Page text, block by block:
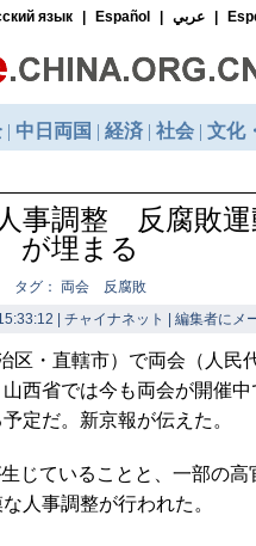
事調整 反腐敗運
が埋まる
タグ： 両会 反腐敗
| チャイナネット | 編集者にメ
区・直轄市）で両会（人民
西省では今も両会が開催
予定だ。新京報が伝えた。
じていることと、一部の高
な人事調整が行われた。